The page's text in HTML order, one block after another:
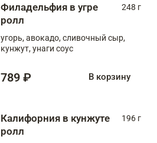
Филадельфия в угре
ролл
248 г
угорь, авокадо, сливочный сыр,
кунжут, унаги соус
789 ₽ В корзину
Калифорния в кунжуте
ролл
196 г